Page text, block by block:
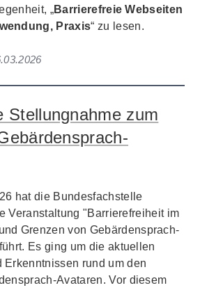
„Barrierefreie Webseiten
Praxis“ zu lesen.
Stellungnahme zum
hat die Bundesfachstelle
Veranstaltung "Barrierefreiheit im
Grenzen von Gebärdensprach-
Es ging um die aktuellen
Erkenntnissen rund um den
Avataren. Vor diesem